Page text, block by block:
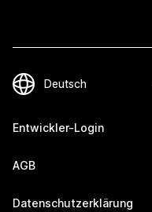
Entwickler-Login
AGB
Datenschutzerklärung